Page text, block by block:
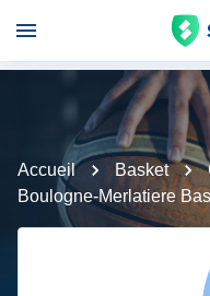
Accueil Basket
Boulogne-Merlatiere